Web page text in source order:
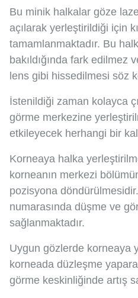
Bu minik halkalar göze
açılarak yerleştirildiği için
tamamlanmaktadır. Bu
bakıldığında fark edilmez
lens gibi hissedilmesi söz
İstenildiği zaman kolayca
görme merkezine
etkileyecek herhangi bir
Korneaya halka
korneanın merkezi
pozisyona
numarasında düşme ve
sağlanmaktadır.
Uygun gözlerde korneaya
korneada düzleşme
görme keskinliğinde artış